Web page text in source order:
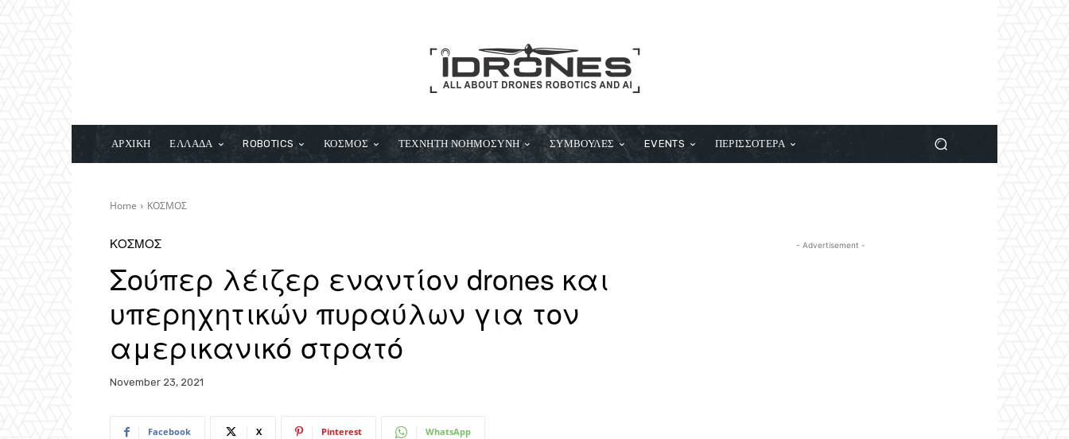
ΑΡΧΙΚΗ ΕΛΛΑΔΑ ROBOTICS ΚΟΣΜΟΣ ΤΕΧΝΗΤΗ ΝΟΗΜΟΣΥΝΗ ΣΥΜΒΟΥΛΕΣ EVENTS ΠΕΡΙΣΣΟΤΕΡΑ
Home ΚΟΣΜΟΣ
ΚΟΣΜΟΣ
Σούπερ λέιζερ εναντίον drones και
υπερηχητικών πυραύλων για τον
αμερικανικό στρατό
November 23, 2021
Facebook X Pinterest WhatsApp
- Advertisement -